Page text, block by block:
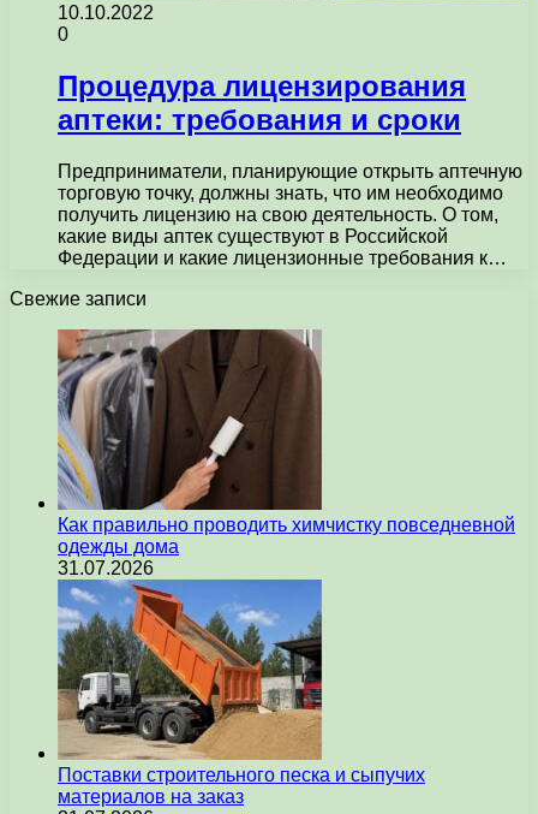
10.10.2022
0
Процедура лицензирования
аптеки: требования и сроки
Предприниматели, планирующие открыть аптечную
торговую точку, должны знать, что им необходимо
получить лицензию на свою деятельность. О том,
какие виды аптек существуют в Российской
Федерации и какие лицензионные требования к…
Свежие записи
Как правильно проводить химчистку повседневной
одежды дома
31.07.2026
Поставки строительного песка и сыпучих
материалов на заказ